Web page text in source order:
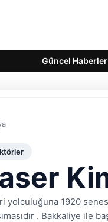
Güncel Haberler
yolculuğuna 1920
. Bakkaliye ile